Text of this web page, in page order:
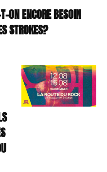
ON ENCORE BESOIN
STROKES?